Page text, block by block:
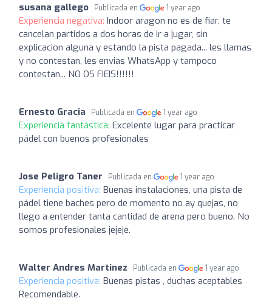
susana gallego Publicada en 1 year ago
Experiencia negativa: Indoor aragon no es de fiar, te
cancelan partidos a dos horas de ir a jugar, sin
explicacion alguna y estando la pista pagada... les llamas
y no contestan, les envias WhatsApp y tampoco
contestan... NO OS FIEIS!!!!!!
Ernesto Gracia Publicada en 1 year ago
Experiencia fantástica: Excelente lugar para practicar
pádel con buenos profesionales
Jose Peligro Taner Publicada en 1 year ago
Experiencia positiva: Buenas instalaciones, una pista de
pádel tiene baches pero de momento no ay quejas, no
llego a entender tanta cantidad de arena pero bueno. No
somos profesionales jejeje.
Walter Andres Martinez Publicada en 1 year ago
Experiencia positiva: Buenas pistas , duchas aceptables
Recomendable.